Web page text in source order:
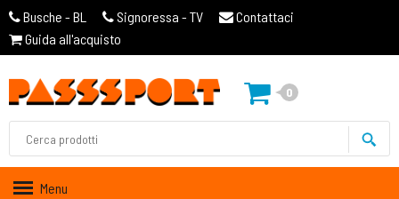
Busche - BL Signoressa - TV
Contattaci
Guida all'acquisto
0
Menu